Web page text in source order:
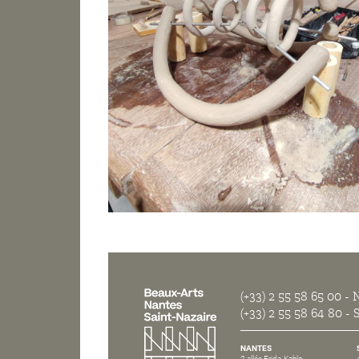
(+33) 2 55 58 65 00 -
(+33) 2 55 58 64 80 -
NANTES